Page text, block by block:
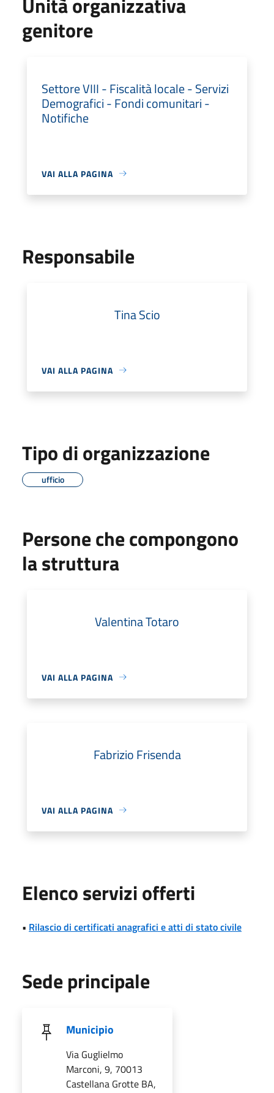
genitore
Settore VIII - Fiscalità locale - Servizi
Demografici - Fondi comunitari -
Notifiche
VAI ALLA PAGINA
Responsabile
Tina Scio
VAI ALLA PAGINA
Tipo di organizzazione
ufficio
Persone che compongono
la struttura
Valentina Totaro
VAI ALLA PAGINA
Fabrizio Frisenda
VAI ALLA PAGINA
Elenco servizi offerti
• Rilascio di certificati anagrafici e atti di stato civile
Sede principale
Municipio
Via Guglielmo
Marconi, 9, 70013
Castellana Grotte BA,